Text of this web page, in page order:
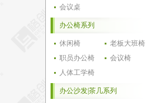
会议桌
办公椅系列
休闲椅
老板大班椅
职员办公椅
会议椅
人体工学椅
办公沙发|茶几系列